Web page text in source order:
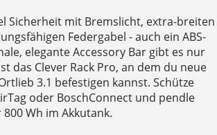
Sicherheit mit Bremslicht, extra-breiten
Federgabel - auch ein ABS-
elegante Accessory Bar gibt es nur
das Clever Rack Pro, an dem du neue
3.1 befestigen kannst. Schütze
oder BoschConnect und pendle
Wh im Akkutank.